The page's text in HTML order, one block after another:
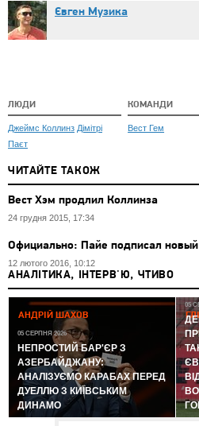
Євген Музика
ЛЮДИ
Джеймс Коллинз Дімітрі
Паєт
КОМАНДИ
Вест Гем
ЧИТАЙТЕ ТАКОЖ
Вест Хэм продлил Коллинза
24 грудня 2015, 17:34
Официально: Пайе подписал новый
12 лютого 2016, 10:12
АНАЛІТИКА, ІНТЕРВ'Ю, ЧТИВО
АНДРІЙ ШАХОВ
05 СЕРПНЯ 2026
НЕПРОСТИЙ БАР'ЄР З
АЗЕРБАЙДЖАНУ:
АНАЛІЗУЄМО КАРАБАХ ПЕРЕД
ДУЕЛЛЮ З КИЇВСЬКИМ
ДИНАМО
05